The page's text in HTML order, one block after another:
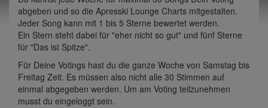
abgeben und so die Apresski Lounge Charts mitgestalten.
Jeder Song kann mit 1 bis 5 Sterne bewertet werden.
Ein Stern steht dabei für "eher nicht so gut" und fünf Sterne
für "Das ist Spitze".
Für Deine Votings hast du die ganze Woche von Samstag bis
Freitag Zeit. Es müssen also nicht alle 30 Stimmen auf
einmal abgegeben werden. Um am Voting teilzunehmen
musst du eingeloggt sein.